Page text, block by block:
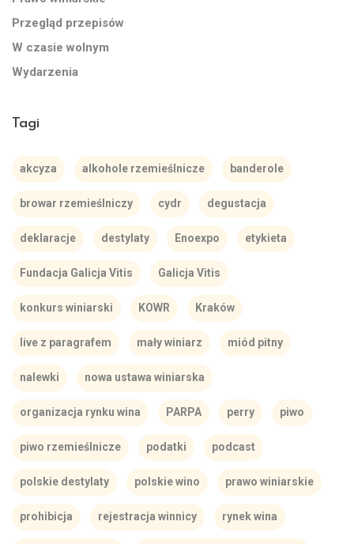
Przegląd przepisów
W czasie wolnym
Wydarzenia
Tagi
akcyza alkohole rzemieślnicze banderole
browar rzemieślniczy cydr degustacja
deklaracje destylaty Enoexpo etykieta
Fundacja Galicja Vitis Galicja Vitis
konkurs winiarski KOWR Kraków
live z paragrafem mały winiarz miód pitny
nalewki nowa ustawa winiarska
organizacja rynku wina PARPA perry piwo
piwo rzemieślnicze podatki podcast
polskie destylaty polskie wino prawo winiarskie
prohibicja rejestracja winnicy rynek wina